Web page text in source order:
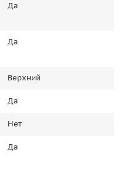
Да
Да
Верхний
Да
Нет
Да